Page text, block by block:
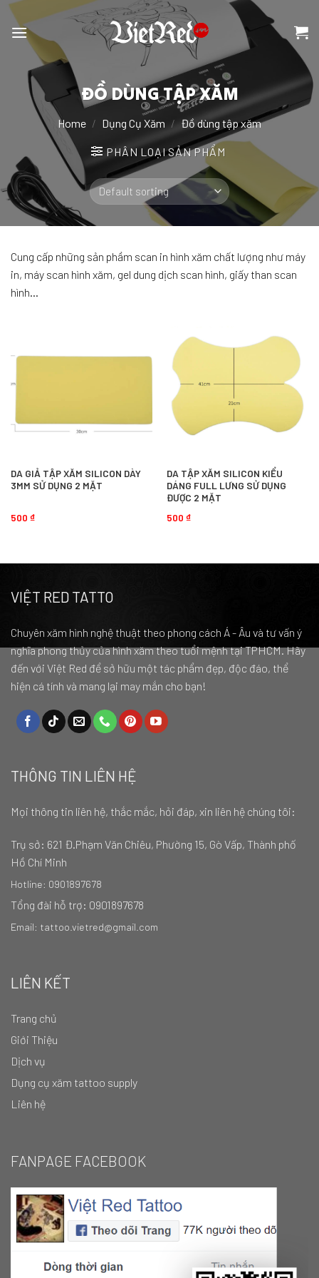
Chuyển
đến
ĐỒ DÙNG TẬP XĂM
Home / Dụng Cụ Xăm / Đồ dùng tập xăm
PHÂN LOẠI SẢN PHẨM
Cung cấp những sản phầm scan in hình xăm chất lượng như máy
in, máy scan hình xăm, gel dung dịch scan hình, giấy than scan
hình…
DA GIẢ TẬP XĂM SILICON DÀY
3MM SỬ DỤNG 2 MẶT
500 ₫
DA TẬP XĂM SILICON KIỂU
DÁNG FULL LƯNG SỬ DỤNG
ĐƯỢC 2 MẶT
500 ₫
VIỆT RED TATTO
Chuyên xăm hình nghệ thuật theo phong cách Á - Âu và tư vấn ý
nghĩa phong thủy của hình xăm theo tuổi mệnh tại TPHCM. Hãy
đến với Việt Red để sở hữu một tác phẩm đẹp, độc đáo, thể
hiện cá tính và mang lại may mắn cho bạn!
THÔNG TIN LIÊN HỆ
Mọi thông tin liên hệ, thắc mắc, hỏi đáp, xin liên hệ chúng tôi:
Trụ sở: 621 Đ.Phạm Văn Chiêu, Phường 15, Gò Vấp, Thành phố
Hồ Chí Minh
Hotline: 0901897678
Tổng đài hỗ trợ: 0901897678
Email: tattoo.vietred@gmail.com
LIÊN KẾT
Trang chủ
Giới Thiệu
Dịch vụ
Dụng cụ xăm tattoo supply
Liên hệ
FANPAGE FACEBOOK